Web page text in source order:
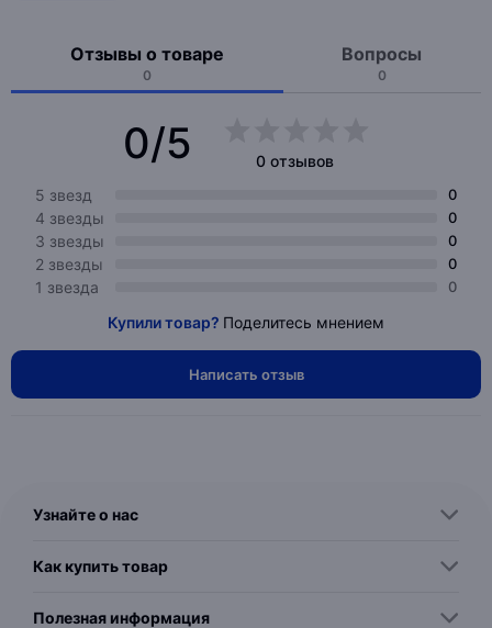
Отзывы о товаре
0
Вопросы
0
0/5
0 отзывов
5 звезд
0
4 звезды 0
3 звезды 0
2 звезды 0
1 звезда 0
Купили товар? Поделитесь мнением
Написать отзыв
Узнайте о нас
Как купить товар
Полезная информация